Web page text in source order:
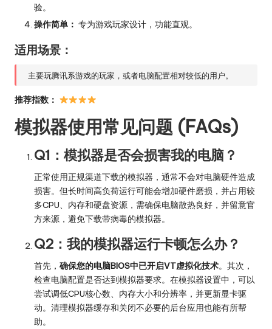
验。
操作简单： 专为游戏玩家设计，功能直观。
适用场景：
主要玩腾讯系游戏的玩家，或者电脑配置相对较低的用户。
推荐指数：
模拟器使用常见问题 (FAQs)
Q1：模拟器是否会损害我的电脑？
正常使用正规渠道下载的模拟器，通常不会对电脑硬件造成
损害。但长时间高负荷运行可能会增加硬件磨损，并占用较
多CPU、内存和硬盘资源，需确保电脑散热良好，并留意官
方来源，避免下载带病毒的模拟器。
Q2：我的模拟器运行卡顿怎么办？
首先， 确保您的电脑BIOS中已开启VT虚拟化技术。其次，
检查电脑配置是否达到模拟器要求。在模拟器设置中，可以
尝试调低CPU核心数、内存大小和分辨率，并更新显卡驱
动。清理模拟器缓存和关闭不必要的后台应用也能有所帮
助。